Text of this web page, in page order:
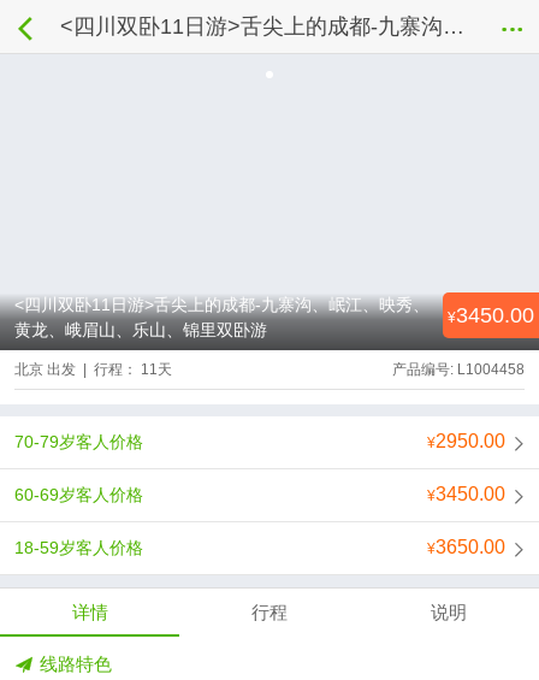
<四川双卧11日游>舌尖上的成都-九寨沟、岷江、映秀、黄龙、峨眉山、乐山、锦里双卧游
<四川双卧11日游>舌尖上的成都-九寨沟、岷江、映秀、
黄龙、峨眉山、乐山、锦里双卧游
3450.00
产品编号: L1004458
北京 出发 | 行程： 11天
2950.00
70-79岁客人价格
3450.00
60-69岁客人价格
3650.00
18-59岁客人价格
详情 行程 说明
线路特色